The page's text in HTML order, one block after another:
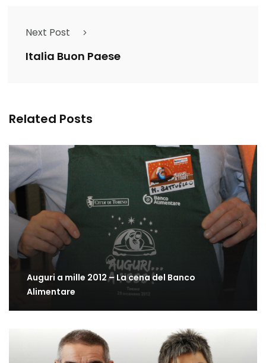
Next Post
Italia Buon Paese
Related Posts
Auguri a mille 2012 – La cena del Banco
Alimentare